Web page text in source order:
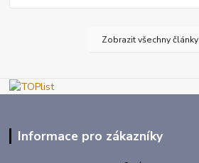
Zobrazit všechny články
Informace pro zákazníky